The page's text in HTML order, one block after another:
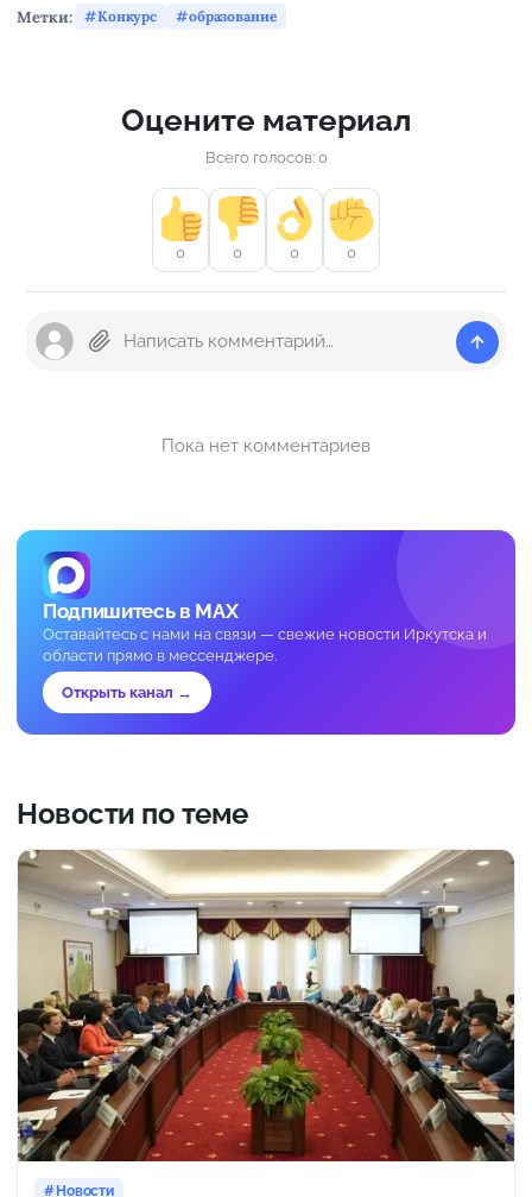
Метки: Конкурс образование
Оцените материал
Всего голосов: 0
0 0 0 0
Пока нет комментариев
Подпишитесь в MAX
Оставайтесь с нами на связи — свежие новости Иркутска и
области прямо в мессенджере.
Открыть канал →
Новости по теме
Новости